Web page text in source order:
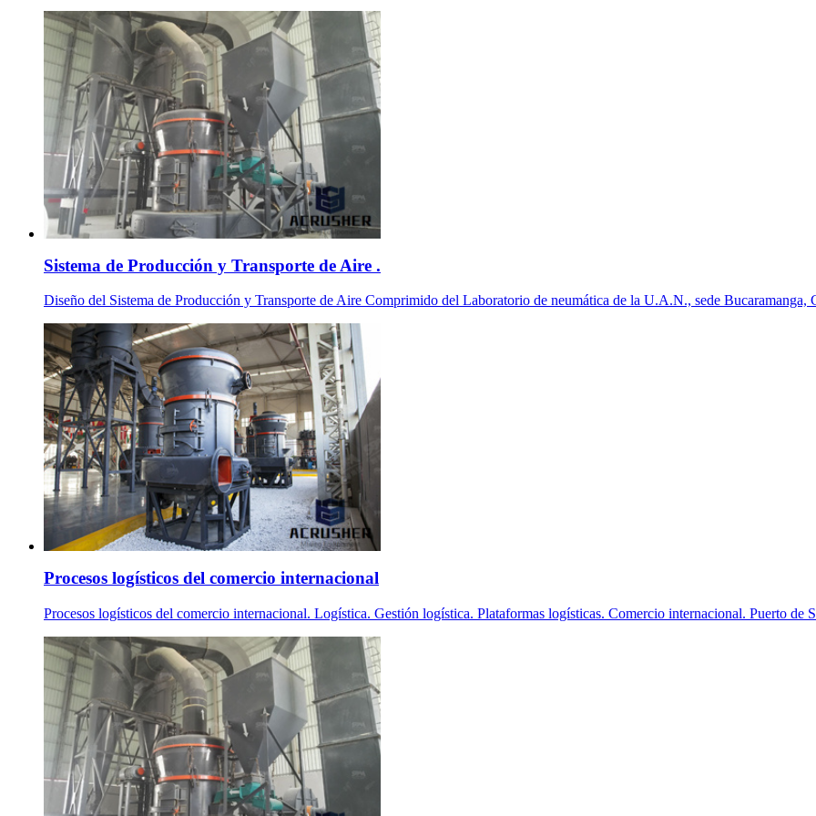
Sistema de Producción y Transporte de Aire .
Diseño del Sistema de Producción y Transporte de Aire Comprimido del Laboratorio de neumática de la U.A.N., sede
Procesos logísticos del comercio internacional
Procesos logísticos del comercio internacional. Logística. Gestión logística. Plataformas logísticas. Comercio internacional. Puerto de